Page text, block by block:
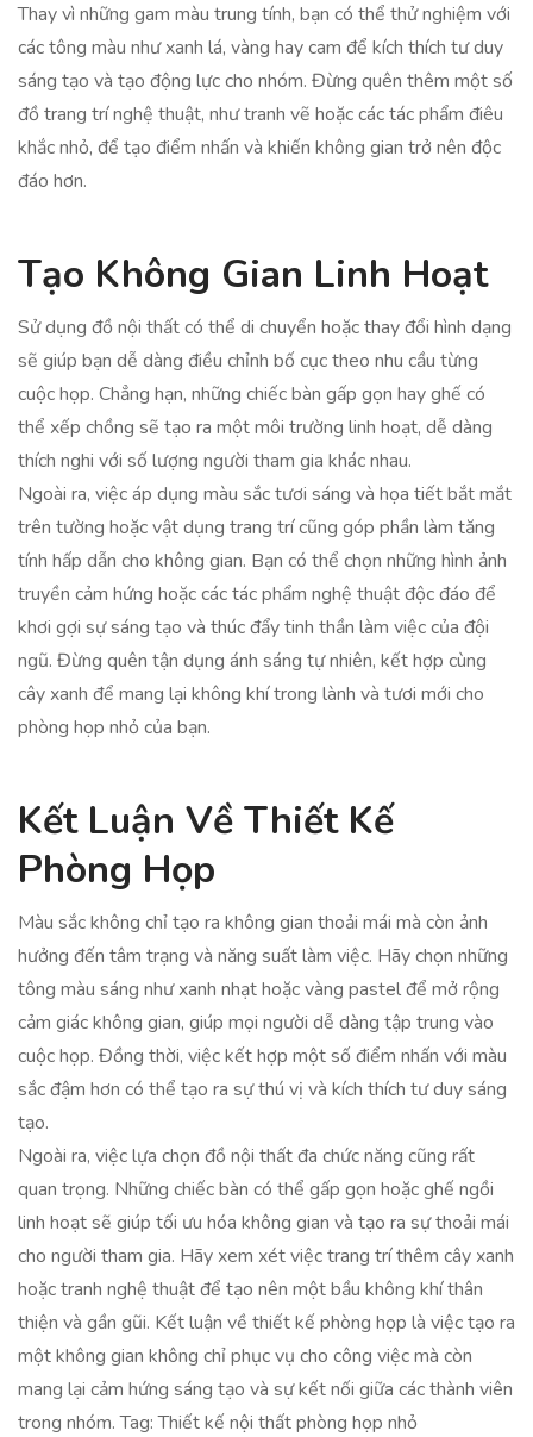
Thay vì những gam màu trung tính, bạn có thể thử nghiệm với
các tông màu như xanh lá, vàng hay cam để kích thích tư duy
sáng tạo và tạo động lực cho nhóm. Đừng quên thêm một số
đồ trang trí nghệ thuật, như tranh vẽ hoặc các tác phẩm điêu
khắc nhỏ, để tạo điểm nhấn và khiến không gian trở nên độc
đáo hơn.
Tạo Không Gian Linh Hoạt
Sử dụng đồ nội thất có thể di chuyển hoặc thay đổi hình dạng
sẽ giúp bạn dễ dàng điều chỉnh bố cục theo nhu cầu từng
cuộc họp. Chẳng hạn, những chiếc bàn gấp gọn hay ghế có
thể xếp chồng sẽ tạo ra một môi trường linh hoạt, dễ dàng
thích nghi với số lượng người tham gia khác nhau.
Ngoài ra, việc áp dụng màu sắc tươi sáng và họa tiết bắt mắt
trên tường hoặc vật dụng trang trí cũng góp phần làm tăng
tính hấp dẫn cho không gian. Bạn có thể chọn những hình ảnh
truyền cảm hứng hoặc các tác phẩm nghệ thuật độc đáo để
khơi gợi sự sáng tạo và thúc đẩy tinh thần làm việc của đội
ngũ. Đừng quên tận dụng ánh sáng tự nhiên, kết hợp cùng
cây xanh để mang lại không khí trong lành và tươi mới cho
phòng họp nhỏ của bạn.
Kết Luận Về Thiết Kế
Phòng Họp
Màu sắc không chỉ tạo ra không gian thoải mái mà còn ảnh
hưởng đến tâm trạng và năng suất làm việc. Hãy chọn những
tông màu sáng như xanh nhạt hoặc vàng pastel để mở rộng
cảm giác không gian, giúp mọi người dễ dàng tập trung vào
cuộc họp. Đồng thời, việc kết hợp một số điểm nhấn với màu
sắc đậm hơn có thể tạo ra sự thú vị và kích thích tư duy sáng
tạo.
Ngoài ra, việc lựa chọn đồ nội thất đa chức năng cũng rất
quan trọng. Những chiếc bàn có thể gấp gọn hoặc ghế ngồi
linh hoạt sẽ giúp tối ưu hóa không gian và tạo ra sự thoải mái
cho người tham gia. Hãy xem xét việc trang trí thêm cây xanh
hoặc tranh nghệ thuật để tạo nên một bầu không khí thân
thiện và gần gũi. Kết luận về thiết kế phòng họp là việc tạo ra
một không gian không chỉ phục vụ cho công việc mà còn
mang lại cảm hứng sáng tạo và sự kết nối giữa các thành viên
trong nhóm. Tag: Thiết kế nội thất phòng họp nhỏ